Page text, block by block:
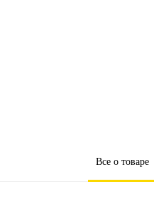
Все о товаре